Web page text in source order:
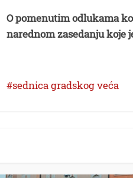
O pomenutim odlukama
narednom zasedanju koje
sednica gradskog veća